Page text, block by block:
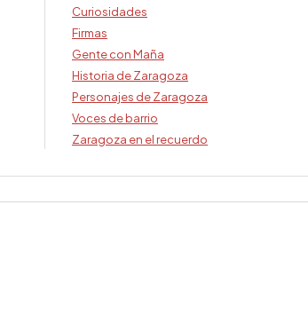
Curiosidades
Firmas
Gente con Maña
Historia de Zaragoza
Personajes de Zaragoza
Voces de barrio
Zaragoza en el recuerdo